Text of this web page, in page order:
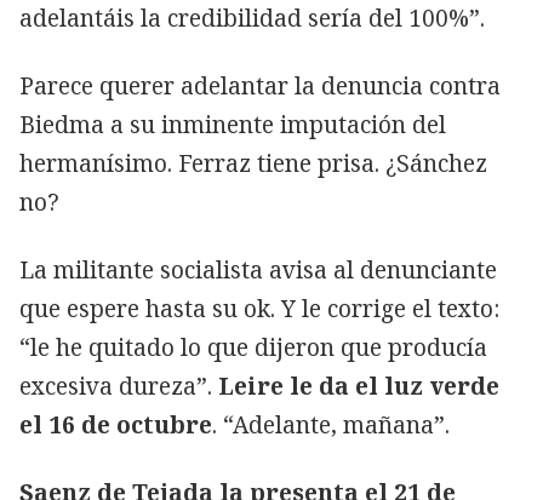
adelantáis la credibilidad sería del 100%”.
Parece querer adelantar la denuncia contra
Biedma a su inminente imputación del
hermanísimo. Ferraz tiene prisa. ¿Sánchez
no?
La militante socialista avisa al denunciante
que espere hasta su ok. Y le corrige el texto:
“le he quitado lo que dijeron que producía
excesiva dureza”. Leire le da el luz verde
el 16 de octubre. “Adelante, mañana”.
Saenz de Tejada la presenta el 21 de